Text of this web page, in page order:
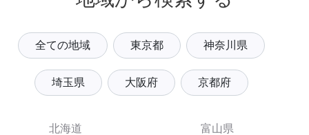
全ての地域 東京都 神奈川県
埼玉県 大阪府 京都府
北海道
富山県